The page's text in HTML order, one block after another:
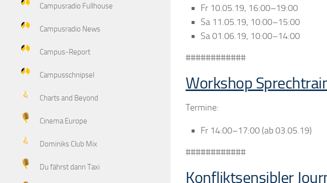
Fr 10.05.19, 16:00–19:00
Sa 11.05.19, 10:00–15:00
Sa 01.06.19, 10:00–14:00
############
Workshop
Termine:
Fr 14:00–17:00 (ab 03.05.19)
############
Konfliktsensibler
Campusradio Fullhouse
Campusradio News
Campus-Report
Campusschnipsel
Charts and Beyond
Cinema Europe
Dominiks Club Mix
Du fährst dann Taxi